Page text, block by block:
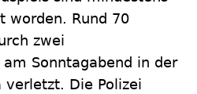
worden. Rund 70
zwei
Sonntagabend in der
Die Polizei